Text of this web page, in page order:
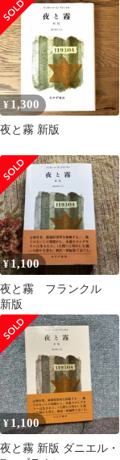
¥1,300
夜と霧 新版
¥1,100
夜と霧 フランクル
新版
¥1,100
夜と霧 新版 ダニエル・